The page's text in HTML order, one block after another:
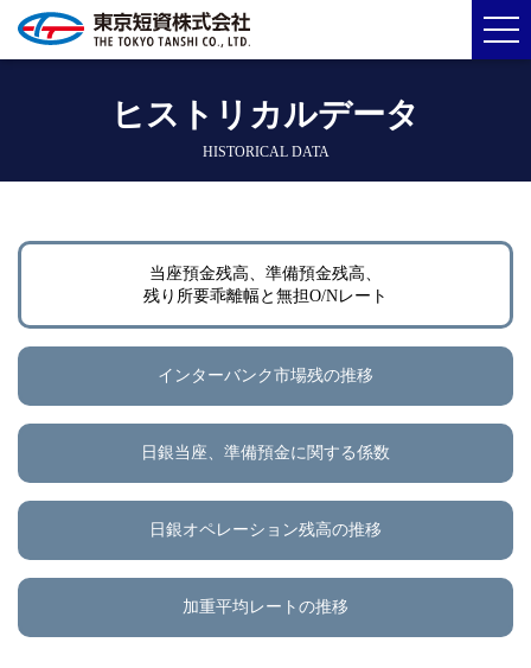
ヒストリカルデータ
HISTORICAL DATA
当座預金残高、準備預金残高、
残り所要乖離幅と無担O/Nレート
インターバンク市場残の推移
日銀当座、準備預金に関する係数
日銀オペレーション残高の推移
加重平均レートの推移